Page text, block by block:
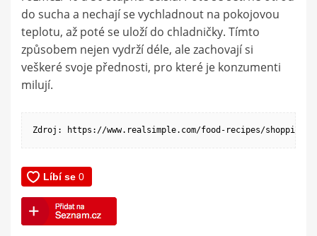
do sucha a nechají se vychladnout na pokojovou
teplotu, až poté se uloží do chladničky. Tímto
způsobem nejen vydrží déle, ale zachovají si
veškeré svoje přednosti, pro které je konzumenti
milují.
Zdroj: https://www.realsimple.com/food-recipes/shopping-